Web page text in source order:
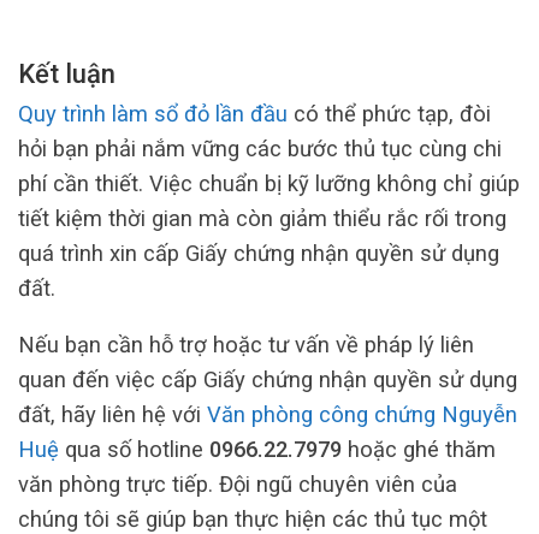
Kết luận
Quy trình làm sổ đỏ lần đầu có thể phức tạp, đòi
hỏi bạn phải nắm vững các bước thủ tục cùng chi
phí cần thiết. Việc chuẩn bị kỹ lưỡng không chỉ giúp
tiết kiệm thời gian mà còn giảm thiểu rắc rối trong
quá trình xin cấp Giấy chứng nhận quyền sử dụng
đất.
Nếu bạn cần hỗ trợ hoặc tư vấn về pháp lý liên
quan đến việc cấp Giấy chứng nhận quyền sử dụng
đất, hãy liên hệ với Văn phòng công chứng Nguyễn
Huệ qua số hotline 0966.22.7979 hoặc ghé thăm
văn phòng trực tiếp. Đội ngũ chuyên viên của
chúng tôi sẽ giúp bạn thực hiện các thủ tục một